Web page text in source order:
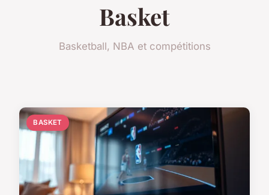
Basket
Basketball, NBA et compétitions
BASKET